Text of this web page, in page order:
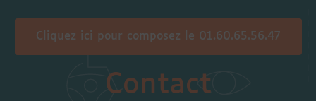
Cliquez ici pour composez le 01.60.65.56.47
Contact